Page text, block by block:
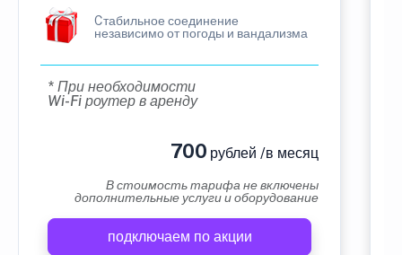
Cтабильное соединение
независимо от погоды и вандализма
* При необходимости
Wi-Fi роутер в аренду
700 рублей /в месяц
В стоимость тарифа не включены
дополнительные услуги и оборудование
подключаем по акции